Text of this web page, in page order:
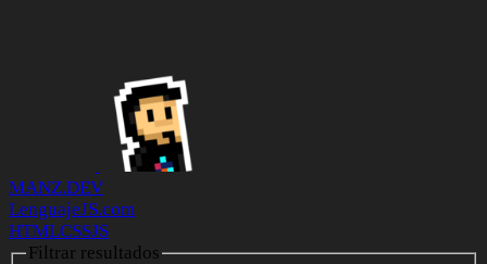
MANZ.DEV
LenguajeJS.com
HTMLCSSJS
Filtrar resultados